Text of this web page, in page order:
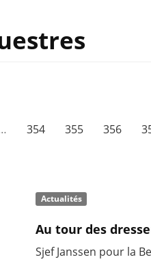
354 355 356
Actualités
Au tour des
Sjef Janssen pour la